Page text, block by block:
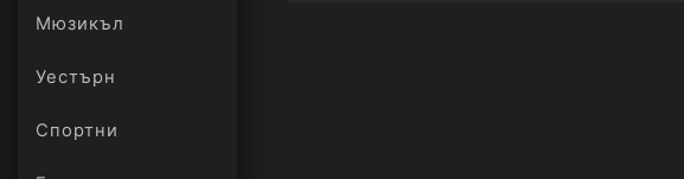
Мюзикъл
Уестърн
Спортни